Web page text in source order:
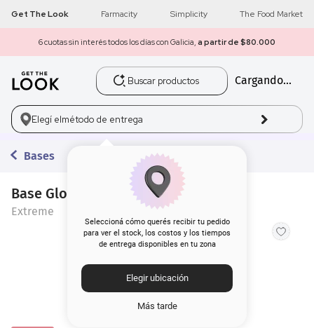
Get The Look Farmacity Simplicity The Food Market
6 cuotas sin interés todos los días con Galicia, a partir de $80.000
Buscar productos
Cargando...
Elegí elmétodo de entrega
Seleccioná cómo querés recibir tu pedido
para ver el stock, los costos y los tiempos
de entrega disponibles en tu zona
Elegir ubicación
Más tarde
Bases
Base Glow Magic Extreme 001
Extreme
1 get the look
2 máscara pestañas
3.
5. corrector